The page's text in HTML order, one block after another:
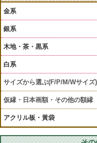
金系
銀系
木地・茶・黒系
白系
サイズから選ぶ(F/P/M/Wサイズ)
仮縁・日本画額・その他の額縁
アクリル板・黃袋